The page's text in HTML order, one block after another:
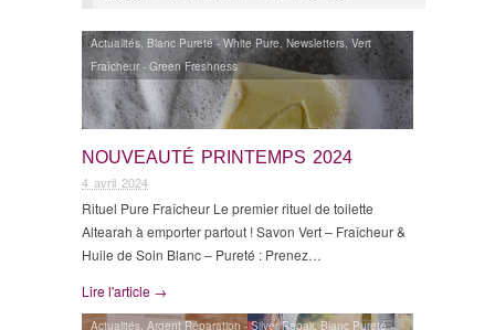
NOUVEAUTÉ PRINTEMPS 2024
4 avril 2024
Actualités Blanc Pureté - White Pure ,Newsletters ,Vert
Fraîcheur - Green Freshness
Rituel Pure Fraîcheur Le premier rituel de toilette
Altearah à emporter partout ! Savon Vert – Fraîcheur &
Huile de Soin Blanc – Pureté : Prenez…
Lire l'article →
Actualités Argent Réparation - Silver Repair,Blanc Pureté -